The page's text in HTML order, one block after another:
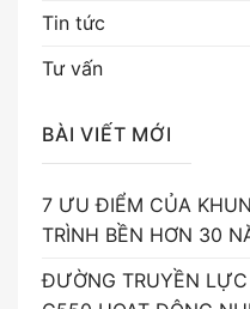
Tin tức
Tư vấn
BÀI VIẾT MỚI
7 ƯU ĐIỂM CỦA
TRÌNH BỀN HƠN 30
ĐƯỜNG TRUYỀN